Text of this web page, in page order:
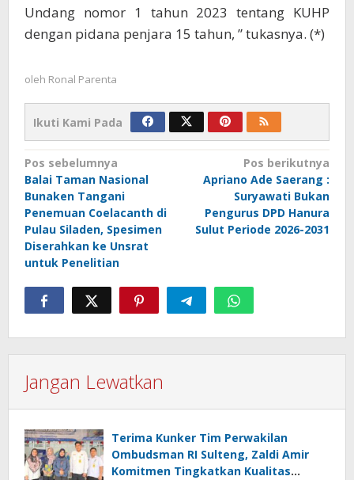
Undang nomor 1 tahun 2023 tentang KUHP
dengan pidana penjara 15 tahun, ” tukasnya. (*)
oleh Ronal Parenta
Ikuti Kami Pada
Navigasi
pos
Pos sebelumnya
Balai Taman Nasional
Bunaken Tangani
Penemuan Coelacanth di
Pulau Siladen, Spesimen
Diserahkan ke Unsrat
untuk Penelitian
Pos berikutnya
Apriano Ade Saerang :
Suryawati Bukan
Pengurus DPD Hanura
Sulut Periode 2026-2031
Jangan Lewatkan
Terima Kunker Tim Perwakilan
Ombudsman RI Sulteng, Zaldi Amir
Komitmen Tingkatkan Kualitas